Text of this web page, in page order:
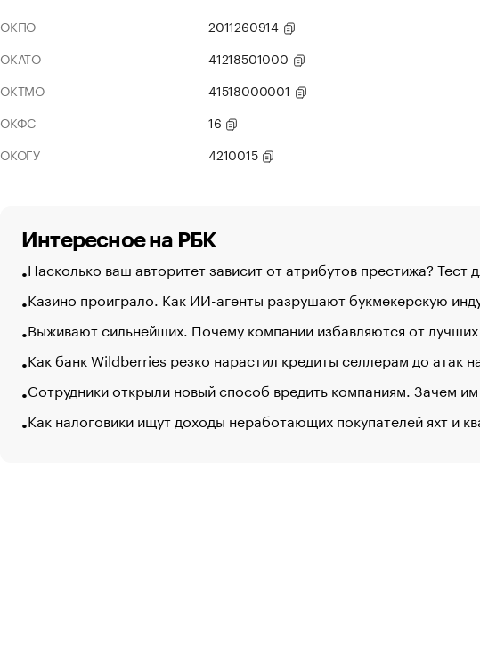
ОКПО
2011260914
ОКАТО
41218501000
ОКТМО
41518000001
ОКФС
16
ОКОГУ
4210015
Интересное на РБК
Насколько ваш авторитет зависит от атрибутов престижа? Тест
Казино проиграло. Как ИИ-агенты разрушают букмекерскую
Выживают сильнейших. Почему компании избавляются от лучших
Как банк Wildberries резко нарастил кредиты селлерам до атак
Сотрудники открыли новый способ вредить компаниям. Зачем
Как налоговики ищут доходы неработающих покупателей яхт и